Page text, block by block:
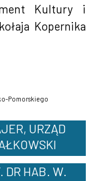
Kultury i
Kopernika
Pomorskiego